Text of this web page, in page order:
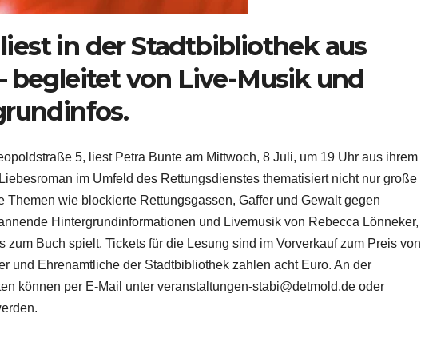
in der Stadtbibliothek aus
begleitet von Live-Musik und
5, liest Petra Bunte am Mittwoch, 8 Juli, um 19 Uhr aus ihrem
im Umfeld des Rettungsdienstes thematisiert nicht nur große
wie blockierte Rettungsgassen, Gaffer und Gewalt gegen
Hintergrundinformationen und Livemusik von Rebecca Lönneker,
Buch spielt. Tickets für die Lesung sind im Vorverkauf zum Preis von
und Ehrenamtliche der Stadtbibliothek zahlen acht Euro. An der
können per E-Mail unter veranstaltungen-stabi@detmold.de oder